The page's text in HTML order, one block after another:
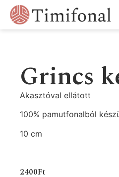
Grincs
Akasztóval ellátott
100% pamutfonalból
10 cm
2400Ft